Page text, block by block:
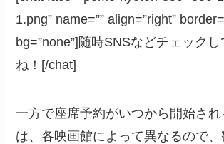
1.png” name=”” align=”right”
bg=”none”]随時SNSなどチェック
ね！[/chat]
一方で座席予約がいつから開始さ
は、各映画館によって異なるので